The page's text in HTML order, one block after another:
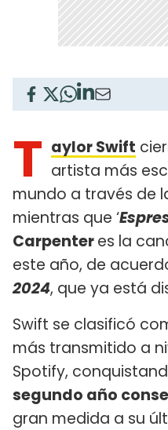
T aylor Swift
artista más
mundo a través de
mientras que ‘
Carpenteres la
este año, de
2024, que ya está
Swift se clasificó
más transmitido a
Spotify,
segundo año
gran medida a su